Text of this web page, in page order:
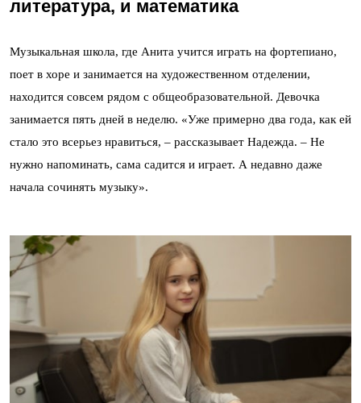
литература, и математика
Музыкальная школа, где Анита учится играть на фортепиано,
поет в хоре и занимается на художественном отделении,
находится совсем рядом с общеобразовательной. Девочка
занимается пять дней в неделю. «Уже примерно два года, как ей
стало это всерьез нравиться, – рассказывает Надежда. – Не
нужно напоминать, сама садится и играет. А недавно даже
начала сочинять музыку».